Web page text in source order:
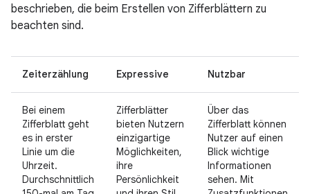
beschrieben, die beim Erstellen von Zifferblättern zu
beachten sind.
Zeiterzählung Expressive Nutzbar
Bei einem
Zifferblatt geht
es in erster
Linie um die
Uhrzeit.
Durchschnittlich
Zifferblätter
bieten Nutzern
einzigartige
Möglichkeiten,
ihre
Persönlichkeit
Über das
Zifferblatt können
Nutzer auf einen
Blick wichtige
Informationen
sehen. Mit